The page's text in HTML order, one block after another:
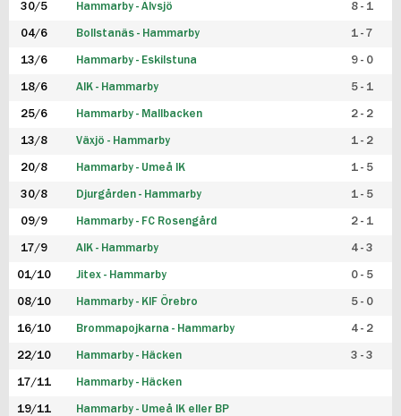
30/5 Hammarby - Älvsjö 8 - 1
04/6 Bollstanäs - Hammarby 1 - 7
13/6 Hammarby - Eskilstuna 9 - 0
18/6 AIK - Hammarby 5 - 1
25/6 Hammarby - Mallbacken 2 - 2
13/8 Växjö - Hammarby 1 - 2
20/8 Hammarby - Umeå IK 1 - 5
30/8 Djurgården - Hammarby 1 - 5
09/9 Hammarby - FC Rosengård 2 - 1
17/9 AIK - Hammarby 4 - 3
01/10 Jitex - Hammarby 0 - 5
08/10 Hammarby - KIF Örebro 5 - 0
16/10 Brommapojkarna - Hammarby 4 - 2
22/10 Hammarby - Häcken 3 - 3
17/11 Hammarby - Häcken
19/11 Hammarby - Umeå IK eller BP